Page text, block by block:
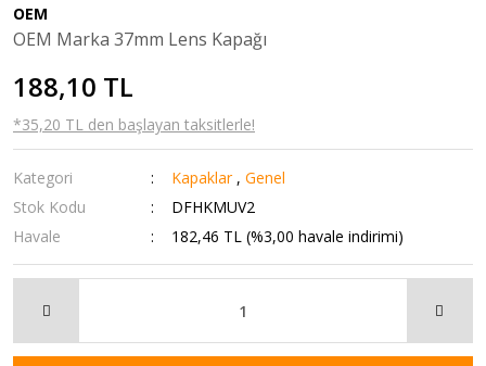
OEM
OEM Marka 37mm Lens Kapağı
188,10 TL
*35,20 TL den başlayan taksitlerle!
Kategori Kapaklar ,Genel
Stok Kodu
DFHKMUV2
Havale
182,46 TL (%3,00 havale indirimi)